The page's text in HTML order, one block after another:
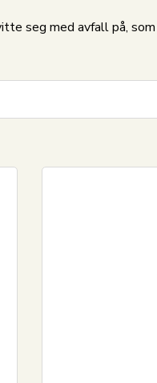
seg med avfall på,